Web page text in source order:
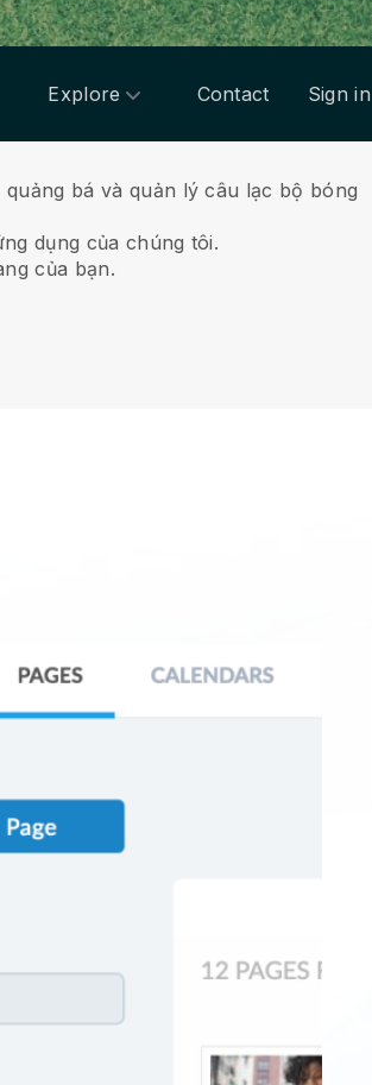
Explore Contact Sign in
bá và quản lý câu lạc bộ bóng
dụng của chúng tôi.
của bạn.